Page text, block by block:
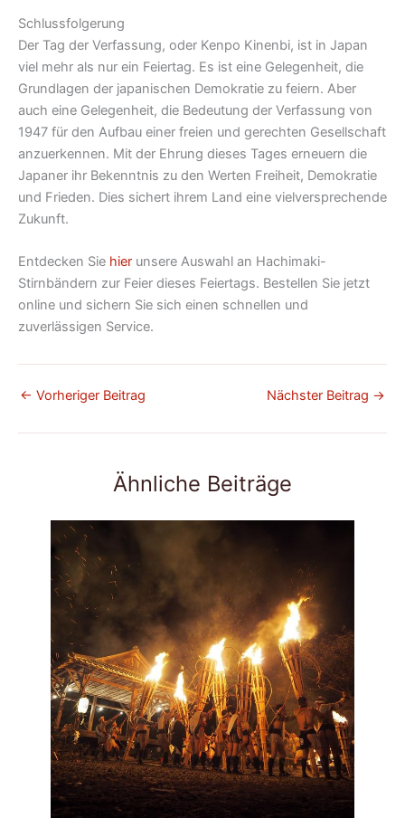
Schlussfolgerung
Der Tag der Verfassung, oder Kenpo Kinenbi, ist in Japan
viel mehr als nur ein Feiertag. Es ist eine Gelegenheit, die
Grundlagen der japanischen Demokratie zu feiern. Aber
auch eine Gelegenheit, die Bedeutung der Verfassung von
1947 für den Aufbau einer freien und gerechten Gesellschaft
anzuerkennen. Mit der Ehrung dieses Tages erneuern die
Japaner ihr Bekenntnis zu den Werten Freiheit, Demokratie
und Frieden. Dies sichert ihrem Land eine vielversprechende
Zukunft.
Entdecken Sie hier unsere Auswahl an Hachimaki-
Stirnbändern zur Feier dieses Feiertags. Bestellen Sie jetzt
online und sichern Sie sich einen schnellen und
zuverlässigen Service.
← Vorheriger Beitrag Nächster Beitrag →
Ähnliche Beiträge